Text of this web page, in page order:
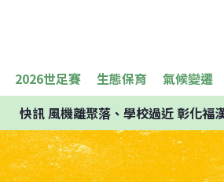
2026世足賽 生態保育 氣候變遷
快訊風機離聚落、學校過近 彰化福